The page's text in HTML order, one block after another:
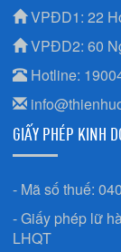
VPĐD1: 22
VPĐD2: 60
Hotline:
GIẤY PHÉP KINH
- Mã số thuế:
- Giấy phép lữ
LHQT